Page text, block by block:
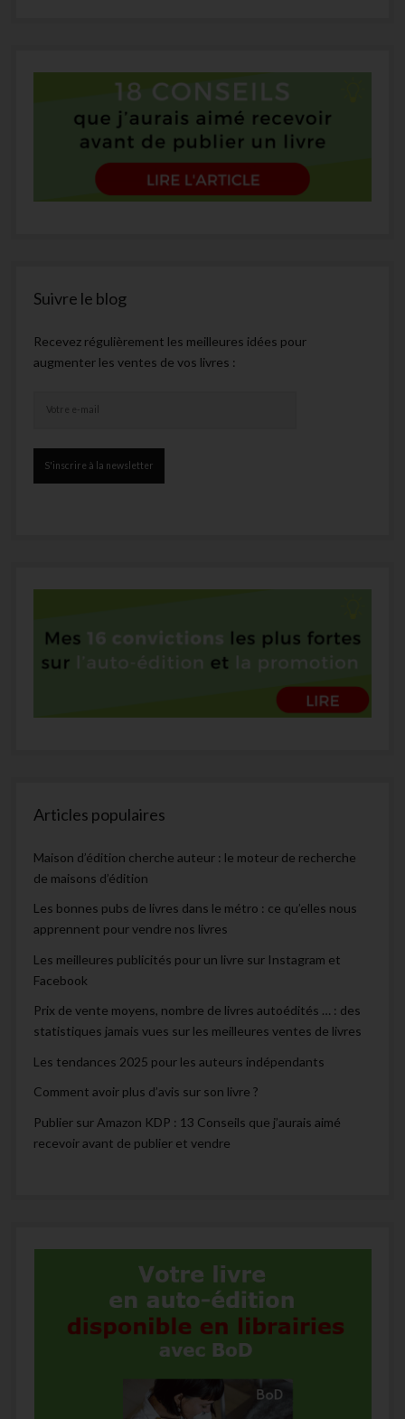
Suivre le blog
Recevez régulièrement les meilleures idées pour
augmenter les ventes de vos livres :
Articles populaires
Maison d’édition cherche auteur : le moteur de recherche
de maisons d’édition
Les bonnes pubs de livres dans le métro : ce qu’elles nous
apprennent pour vendre nos livres
Les meilleures publicités pour un livre sur Instagram et
Facebook
Prix de vente moyens, nombre de livres autoédités … : des
statistiques jamais vues sur les meilleures ventes de livres
Les tendances 2025 pour les auteurs indépendants
Comment avoir plus d’avis sur son livre ?
Publier sur Amazon KDP : 13 Conseils que j’aurais aimé
recevoir avant de publier et vendre